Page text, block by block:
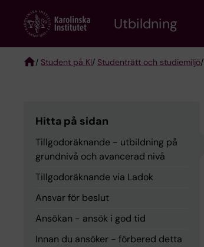
content
Utbildning
/ Student på KI/ Studenträtt och studiemiljö/
Hitta på sidan
Tillgodoräknande - utbildning på
grundnivå och avancerad nivå
Tillgodoräknande via Ladok
Ansvar för beslut
Ansökan - ansök i god tid
Innan du ansöker - förbered detta